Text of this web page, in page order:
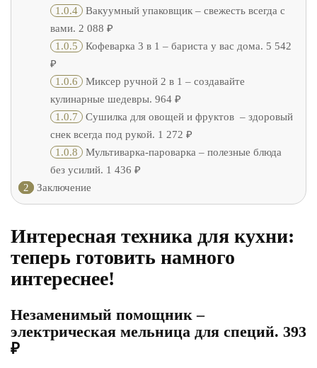
1.0.4
Вакуумный упаковщик – свежесть всегда с
вами. 2 088 ₽
1.0.5
Кофеварка 3 в 1 – бариста у вас дома. 5 542
₽
1.0.6
Миксер ручной 2 в 1 – создавайте
кулинарные шедевры. 964 ₽
1.0.7
Сушилка для овощей и фруктов – здоровый
снек всегда под рукой. 1 272 ₽
1.0.8
Мультиварка-пароварка – полезные блюда
без усилий. 1 436 ₽
2
Заключение
Интересная техника для кухни:
теперь готовить намного
интереснее!
Незаменимый помощник –
электрическая мельница для специй. 393
₽